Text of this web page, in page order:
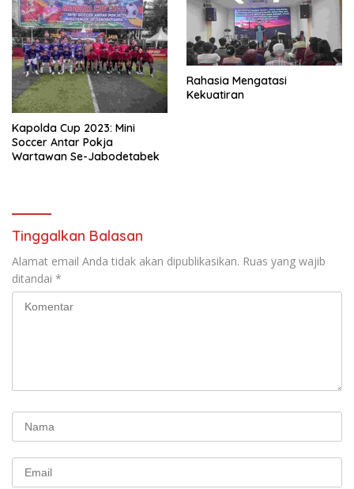
Kapolda Cup 2023: Mini
Soccer Antar Pokja
Wartawan Se-Jabodetabek
Rahasia Mengatasi
Kekuatiran
Tinggalkan Balasan
Alamat email Anda tidak akan dipublikasikan. Ruas yang wajib
ditandai *